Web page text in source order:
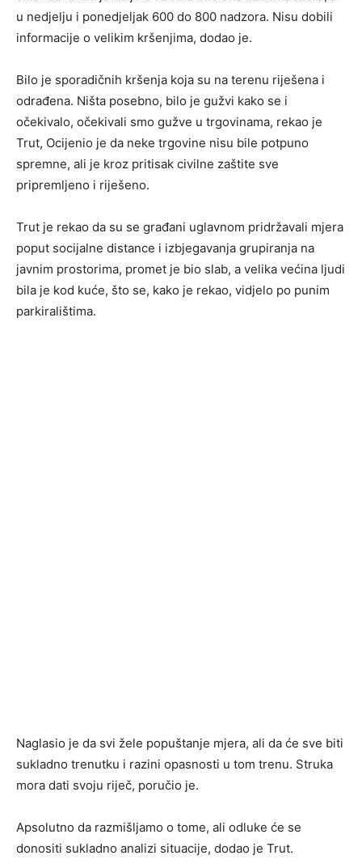
u nedjelju i ponedjeljak 600 do 800 nadzora. Nisu dobili
informacije o velikim kršenjima, dodao je.
Bilo je sporadičnih kršenja koja su na terenu riješena i
odrađena. Ništa posebno, bilo je gužvi kako se i
očekivalo, očekivali smo gužve u trgovinama, rekao je
Trut, Ocijenio je da neke trgovine nisu bile potpuno
spremne, ali je kroz pritisak civilne zaštite sve
pripremljeno i riješeno.
Trut je rekao da su se građani uglavnom pridržavali mjera
poput socijalne distance i izbjegavanja grupiranja na
javnim prostorima, promet je bio slab, a velika većina ljudi
bila je kod kuće, što se, kako je rekao, vidjelo po punim
parkiralištima.
Naglasio je da svi žele popuštanje mjera, ali da će sve biti
sukladno trenutku i razini opasnosti u tom trenu. Struka
mora dati svoju riječ, poručio je.
Apsolutno da razmišljamo o tome, ali odluke će se
donositi sukladno analizi situacije, dodao je Trut.